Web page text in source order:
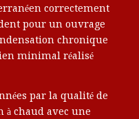
correctement
pour un ouvrage
chronique
minimal réalisé
par la qualité de
à chaud avec une